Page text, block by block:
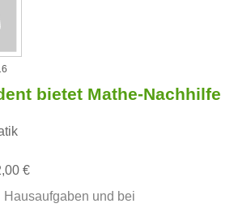
bietet Mathe-Nachhilfe
€
Hausaufgaben und bei